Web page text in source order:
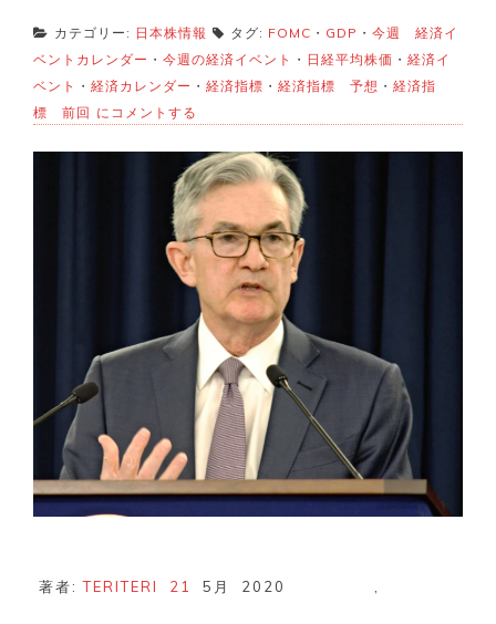
カテゴリー: 日本株情報 タグ: FOMC ・ GDP ・ 今週 経済イ
ベントカレンダー ・ 今週の経済イベント ・ 日経平均株価 ・ 経済イ
ベント ・ 経済カレンダー ・ 経済指標 ・ 経済指標 予想 ・ 経済指
標 前回 にコメントする
著者:TERITERI 21 5月 2020